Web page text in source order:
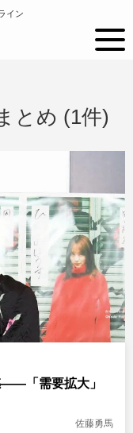
イン
とめ (1件)
——「需要拡大」
佐藤勇馬